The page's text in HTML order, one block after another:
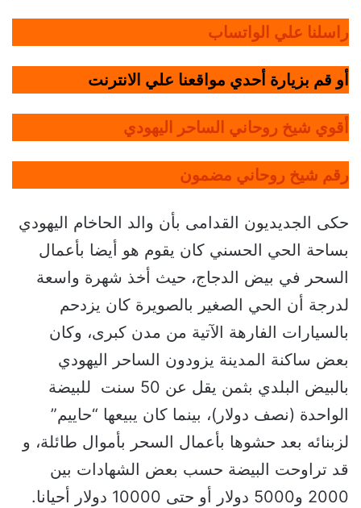
راسلنا علي الواتساب
أو قم بزيارة أحدي مواقعنا علي الانترنت
أقوي شيخ روحاني الساحر اليهودي
رقم شيخ روحاني مضمون
حكى الجديديون القدامى بأن والد الحاخام اليهودي
بساحة الحي الحسني كان يقوم هو أيضا بأعمال
السحر في بيض الدجاج، حيث أخذ شهرة واسعة
لدرجة أن الحي الصغير بالصويرة كان يزدحم
بالسيارات الفارهة الآتية من مدن كبرى، وكان
بعض ساكنة المدينة يزودون الساحر اليهودي
بالبيض البلدي بثمن يقل عن 50 سنت للبيضة
الواحدة (نصف دولار)، بينما كان يبيعها “حاييم”
لزبنائه بعد حشوها بأعمال السحر بأموال طائلة، و
قد تراوحت البيضة حسب بعض الشهادات بين
2000 و5000 دولار أو حتى 10000 دولار أحيانا.